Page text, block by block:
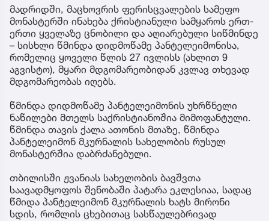
მადრიდში, მაცხოვრის ფერისცვალების სამეფო
მონასტერში ინახება ქრისტიანული სამყაროს ერთ-
ერთი ყველაზე ცნობილი და აღიარებული სიწმინდე
– სისხლი წმინდა დიდმოწამე პანტელეიმონისა,
რომელიც ყოველი წლის 27 ივლისს (ახლით 9
აგვისტო), მყარი მდგომარეობიდან კვლავ თხევად
მდგომარეობას იღებს.
წმინდა დიდმოწამე პანტელეიმონის უხრწნელი
ნაწილები მთელს საქრისტიანოშია მიმოფანტული.
წმინდა თავის ქალა ათონის მთაზე, წმინდა
პანტელეიმონ მკურნალის სახელობის რუსულ
მონასტერშია დაბრძანებული.
თბილისში ჟვანიას სახელობის ბავშვთა
საავადმყოფოს შენობაში პატარა ეკლესიაა, სადაც
წმიდა პანტელეიმონ მკურნალის ხატს მირონი
სდის, რომლის ცხებითაც სასწაულებრივად